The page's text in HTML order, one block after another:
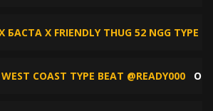
БАСТА X FRIENDLY THUG 52 NGG TYPE
COAST TYPE BEAT @READY000